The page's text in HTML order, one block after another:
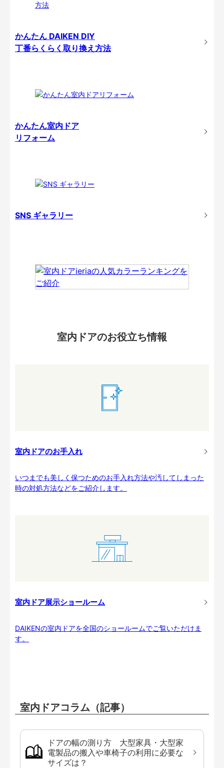
かんたん DAIKEN DIY
丁番らくらく取り換え方法
かんたん室内ドア
リフォーム
SNS ギャラリー
室内ドアのお役立ち情報
室内ドアのお手入れ
いつまでも美しく保つためのお手入れ方法や汚してしまった
時の対処方法などをご紹介します。
室内ドア展示ショールーム
DAIKENの室内ドアを全国のショールームでご覧いただけま
す。
室内ドアコラム（記事）
ドアの幅の測り方 大型家具・大型家
電製品の搬入や車椅子の利用に必要な
サイズは？